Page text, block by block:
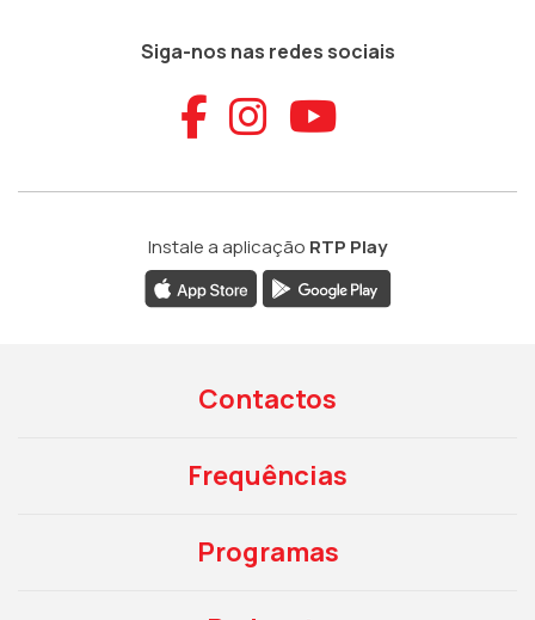
Siga-nos nas redes sociais
Aceder ao
Aceder ao
Aceder
Instale a aplicação RTP Play
Contactos
Frequências
Programas